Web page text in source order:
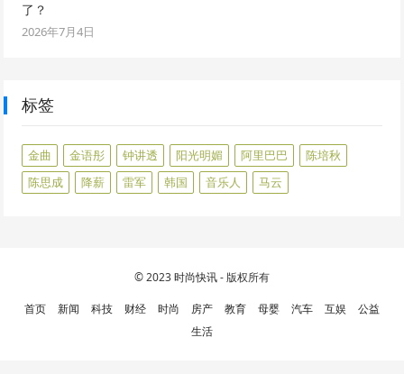
了？
2026年7月4日
标签
金曲 金语彤 钟讲透 阳光明媚 阿里巴巴
陈培秋
陈思成
降薪 雷军 韩国 音乐人 马云
© 2023时尚快讯- 版权所有
首页 新闻 科技 财经 时尚 房产 教育 母婴 汽车 互娱
公益
生活